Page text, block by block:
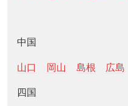
中国
山口 岡山 島根 広島
四国